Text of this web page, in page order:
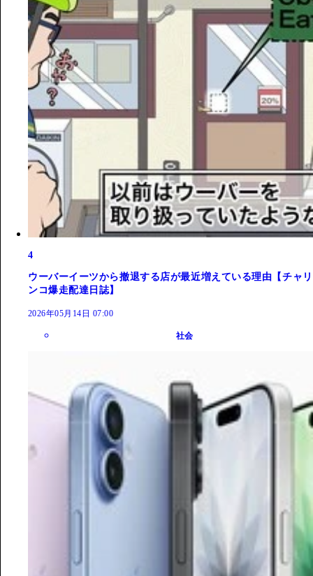
4
ウーバーイーツから撤退する店が最近増えている理由【チャリ
ンコ爆走配達日誌】
2026年05月14日 07:00
社会